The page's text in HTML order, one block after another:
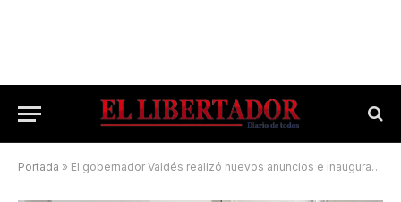
Portada » El gobernador Valdés realizó nuevos anuncios e inauguraciones en Goya